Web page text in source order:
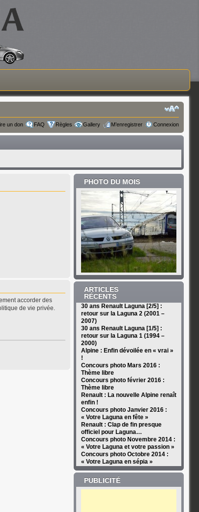
un don FAQ Règles Gallery M’enregistrer Connexion
accorder des
de vie privée.
PHOTO DU MOIS
ARTICLES
RÉCENTS
30 ans Renault Laguna [2/5] :
retour sur la Laguna 2 (2001 –
2007)
30 ans Renault Laguna [1/5] :
retour sur la Laguna 1 (1994 –
2000)
Alpine : Enfin dévoilée en « vrai »
!
Concours photo Mars 2016 :
Thème libre
Concours photo février 2016 :
Thème libre
Renault : La nouvelle Alpine renaît
enfin !
Concours photo Janvier 2016 :
« Votre Laguna en fête »
Renault : Clap de fin presque
officiel pour Laguna…
Concours photo Novembre 2014 :
« Votre Laguna et votre passion »
Concours photo Octobre 2014 :
« Votre Laguna en sépia »
PUBLICITÉ